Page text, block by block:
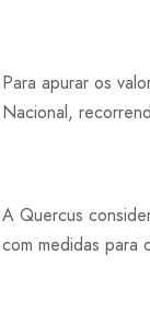
Para apurar os
Nacional,
A Quercus
com medidas para